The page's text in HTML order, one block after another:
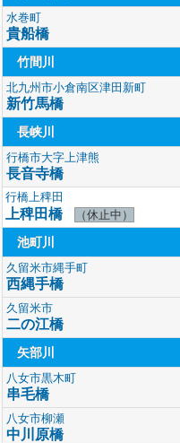
水巻町
貴船橋
竹間川
北九州市小倉南区津田新町
新竹馬橋
長峡川
行橋市大字上津熊
長音寺橋
行橋上稗田
上稗田橋 （休止中）
池町川
久留米市縄手町
西縄手橋
久留米市
二の江橋
矢部川
八女市黒木町
串毛橋
八女市柳瀬
中川原橋